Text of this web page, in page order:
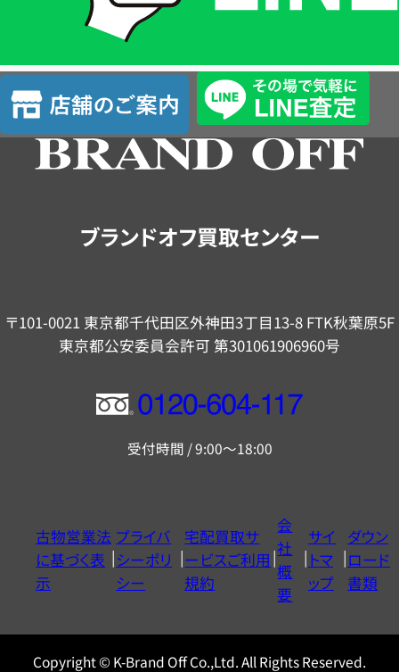
査
定
店
舗
の
ブランドオフ買取センター
〒101-0021 東京都千代田区外神田3丁目13-8 FTK秋葉原5F
東京都公安委員会許可 第301061906960号
フ
ー
ヤ
ル
0120604117
受付時間 / 9:00～18:00
古物営業法
に基づく表
示
プライバ
シーポリ
シー
宅配買取サ
ービスご利用
規約
会
社
概
要
サイ
トマ
ップ
ダウン
ロード
書類
Copyright © K-Brand Off Co.,Ltd. All Rights Reserved.